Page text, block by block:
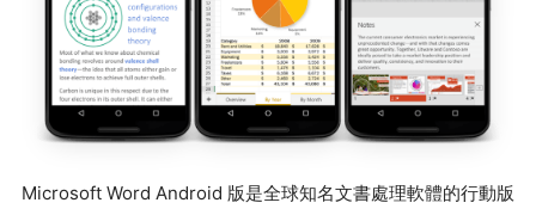
Microsoft Word Android 版是全球知名文書處理軟體的行動版